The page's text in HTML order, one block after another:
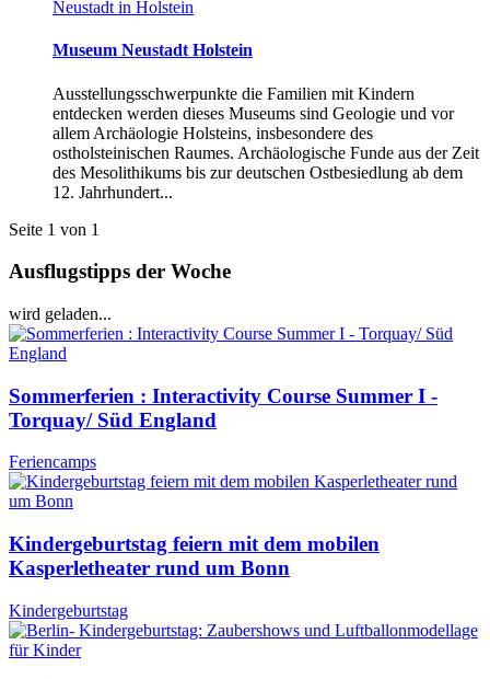
Neustadt in Holstein
Museum Neustadt Holstein
Ausstellungsschwerpunkte die Familien mit Kindern
entdecken werden dieses Museums sind Geologie und vor
allem Archäologie Holsteins, insbesondere des
ostholsteinischen Raumes. Archäologische Funde aus der Zeit
des Mesolithikums bis zur deutschen Ostbesiedlung ab dem
12. Jahrhundert...
Seite 1 von 1
Ausflugstipps der Woche
wird geladen...
Sommerferien : Interactivity Course Summer I -
Torquay/ Süd England
Feriencamps
Kindergeburtstag feiern mit dem mobilen
Kasperletheater rund um Bonn
Kindergeburtstag